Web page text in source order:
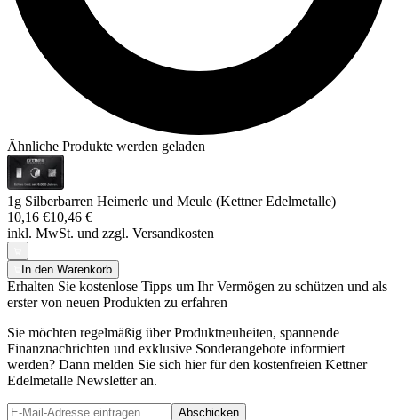
Ähnliche Produkte werden geladen
1g Silberbarren Heimerle und Meule (Kettner Edelmetalle)
10,16 €10,46 €
inkl. MwSt. und zzgl. Versandkosten
In den Warenkorb
Erhalten Sie kostenlose Tipps um Ihr Vermögen zu schützen und als
erster von neuen Produkten zu erfahren
Sie möchten regelmäßig über Produktneuheiten, spannende
Finanznachrichten und exklusive Sonderangebote informiert
werden? Dann melden Sie sich hier für den kostenfreien Kettner
Edelmetalle Newsletter an.
Abschicken